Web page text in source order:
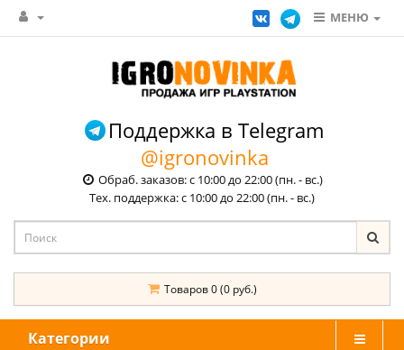
МЕНЮ
Поддержка в Telegram
@igronovinka
Обраб. заказов: с 10:00 до 22:00 (пн. - вс.)
Тех. поддержка: с 10:00 до 22:00 (пн. - вс.)
Товаров 0 (0 руб.)
Категории